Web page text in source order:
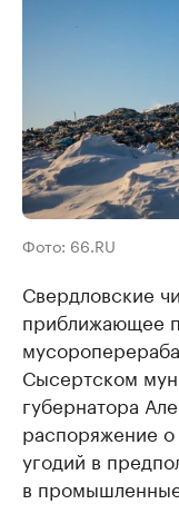
Фото: 66.RU
Свердловские
приближающее
Сысертском
губернатора
распоряжение
угодий в
в